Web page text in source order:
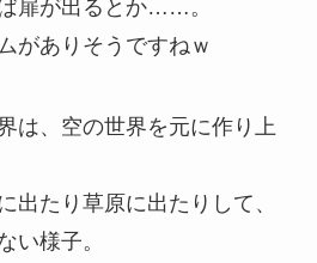
扉が出るとか……。
がありそうですねｗ
は、空の世界を元に作り上
出たり草原に出たりして、
い様子。